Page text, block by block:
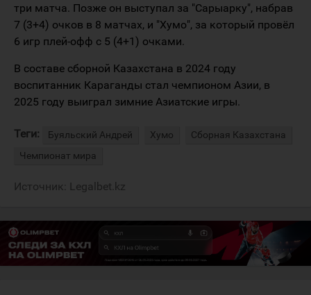
три матча. Позже он выступал за "Сарыарку", набрав
7 (3+4) очков в 8 матчах, и "Хумо", за который провёл
6 игр плей-офф с 5 (4+1) очками.
В составе сборной Казахстана в 2024 году
воспитанник Караганды стал чемпионом Азии, в
2025 году выиграл зимние Азиатские игры.
Теги: Буяльский Андрей Хумо
Сборная Казахстана
Чемпионат мира
Источник: Legalbet.kz